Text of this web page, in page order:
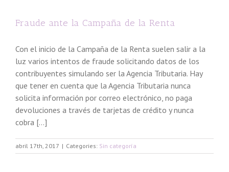
Fraude ante la Campaña de la Renta
Con el inicio de la Campaña de la Renta suelen salir a la
luz varios intentos de fraude solicitando datos de los
contribuyentes simulando ser la Agencia Tributaria. Hay
que tener en cuenta que la Agencia Tributaria nunca
solicita información por correo electrónico, no paga
devoluciones a través de tarjetas de crédito y nunca
cobra [...]
abril 17th, 2017 | Categories: Sin categoría